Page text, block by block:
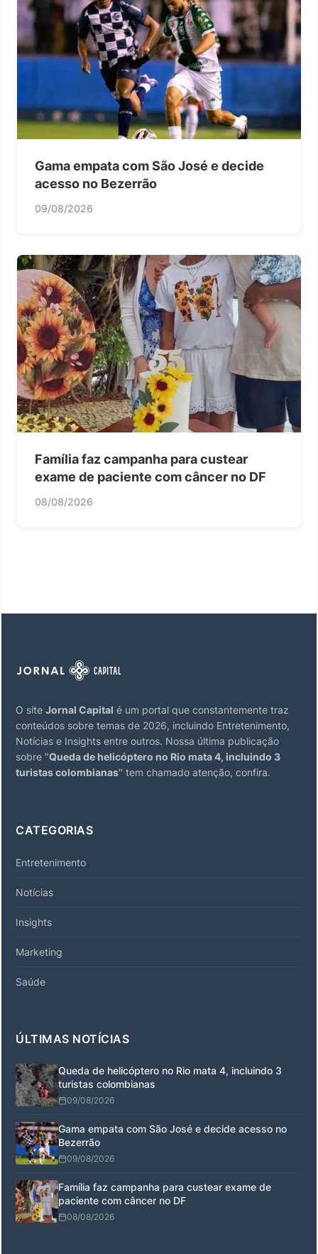
Gama empata com São José e decide
acesso no Bezerrão
09/08/2026
Família faz campanha para custear
exame de paciente com câncer no DF
08/08/2026
O site Jornal Capital é um portal que constantemente traz
conteúdos sobre temas de 2026, incluindo Entretenimento,
Notícias e Insights entre outros. Nossa última publicação
sobre "Queda de helicóptero no Rio mata 4, incluindo 3
turistas colombianas" tem chamado atenção, confira.
CATEGORIAS
Entretenimento
Notícias
Insights
Marketing
Saúde
ÚLTIMAS NOTÍCIAS
Queda de helicóptero no Rio mata 4, incluindo 3
turistas colombianas
09/08/2026
Gama empata com São José e decide acesso no
Bezerrão
09/08/2026
Família faz campanha para custear exame de
paciente com câncer no DF
08/08/2026